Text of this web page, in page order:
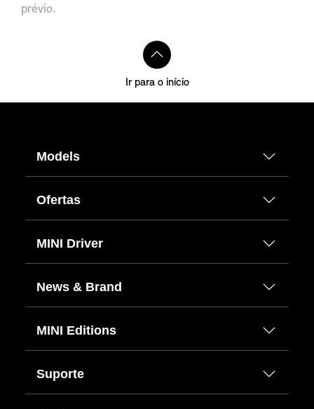
prévio.
Ir para o início
Models
Ofertas
MINI Driver
News & Brand
MINI Editions
Suporte